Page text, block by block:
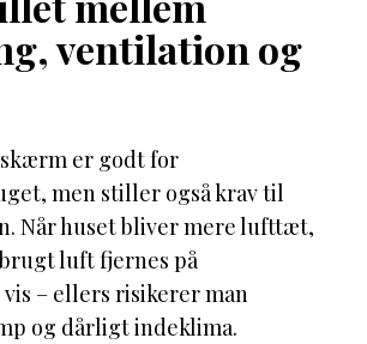
ventilation og
er godt for
men stiller også krav til
Når huset bliver mere lufttæt,
luft fjernes på
– ellers risikerer man
og dårligt indeklima.